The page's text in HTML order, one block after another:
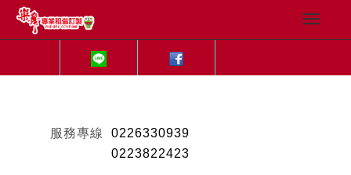
服務專線
0226330939
0223822423